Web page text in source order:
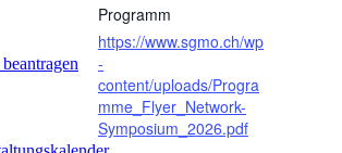
Programm
https://www.sgmo.ch/wp
-
content/uploads/Progra
mme_Flyer_Network-
Symposium_2026.pdf